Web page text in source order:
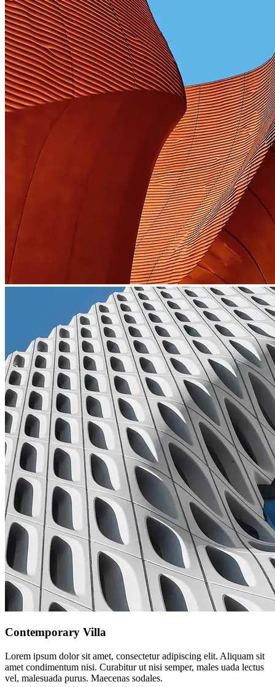
Contemporary Villa
Lorem ipsum dolor sit amet, consectetur adipiscing elit. Aliquam sit
amet condimentum nisi. Curabitur ut nisi semper, males uada lectus
vel, malesuada purus. Maecenas sodales.